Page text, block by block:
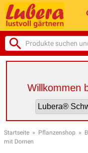
Willkommen
Startseite » Pflanzenshop »
mit Dornen